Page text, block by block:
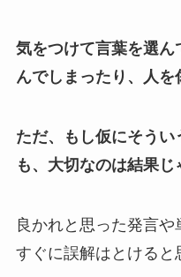
気をつけて言葉を選
んでしまったり、人
ただ、もし仮にそう
も、大切なのは結果じ
良かれと思った発言や
すぐに誤解はとけると